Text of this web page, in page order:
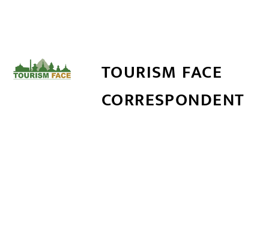
TOURISM FACE
CORRESPONDENT